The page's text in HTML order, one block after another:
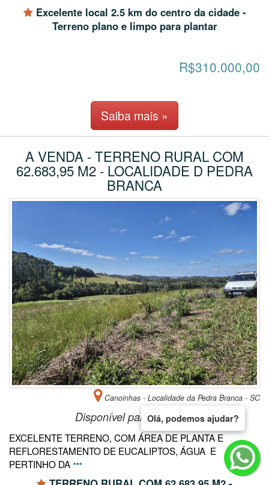
Excelente local 2.5 km do centro da cidade -
Terreno plano e limpo para plantar
R$310.000,00
Saiba mais »
A VENDA - TERRENO RURAL COM
62.683,95 M2 - LOCALIDADE D PEDRA
BRANCA
Canoinhas - Localidade da Pedra Branca - SC
Disponível paraComprar
EXCELENTE TERRENO, COM ÁREA DE PLANTA E
REFLORESTAMENTO DE EUCALIPTOS, ÁGUA E
PERTINHO DA
Olá, podemos ajudar?